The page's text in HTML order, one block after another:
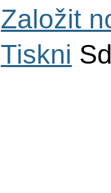
Založit
Tiskni